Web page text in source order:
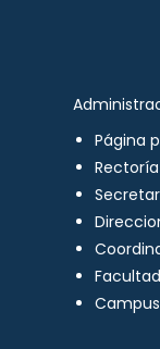
Página
Rectoría
Campus